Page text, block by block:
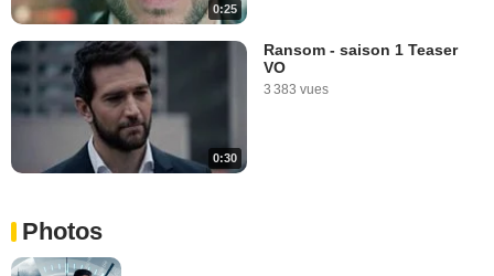
0:25
0:30
Ransom - saison 1 Teaser
VO
3 383 vues
Photos